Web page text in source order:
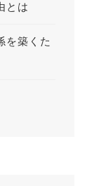
とは
を築くた